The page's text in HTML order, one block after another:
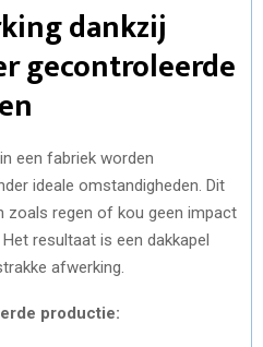
dankzij
gecontroleerde
een fabriek worden
ideale omstandigheden. Dit
zoals regen of kou geen impact
resultaat is een dakkapel
afwerking.
productie: